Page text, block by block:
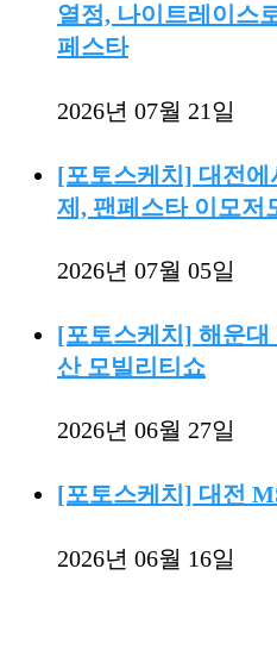
열정, 나이트레이스
페스타
2026년 07월 21일
[포토스케치] 대전에
제, 팬페스타 이모저
2026년 07월 05일
[포토스케치] 해운
산 모빌리티쇼
2026년 06월 27일
[포토스케치] 대전
2026년 06월 16일